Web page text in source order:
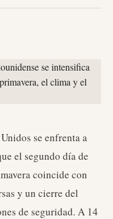
se enfrenta a
el segundo día de
coincide con
y un cierre del
de seguridad. A 14